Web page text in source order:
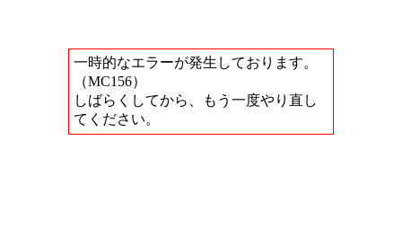
一時的なエラーが発生しております。
（MC156）
しばらくしてから、もう一度やり直し
てください。